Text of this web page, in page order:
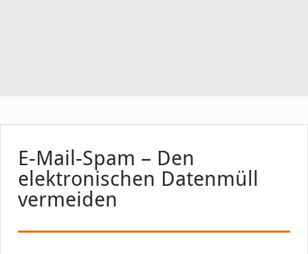
E-Mail-Spam – Den
elektronischen Datenmüll
vermeiden